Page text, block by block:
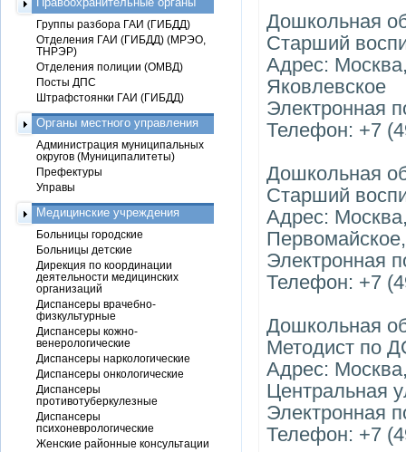
Дошкольная
Старший
Адрес:
Яковлевское
Электронная
Телефон: +7
Дошкольная
Старший
Адрес:
Электронная
Телефон: +7
Дошкольная
Методист по
Адрес:
Центральная
Электронная
Телефон: +7
Группы разбора ГАИ (ГИБДД)
Отделения ГАИ (ГИБДД) (МРЭО,
ТНРЭР)
Отделения полиции (ОМВД)
Посты ДПС
Штрафстоянки ГАИ (ГИБДД)
Органы местного управления
Администрация муниципальных
округов (Муниципалитеты)
Префектуры
Управы
Медицинские учреждения
Больницы городские
Больницы детские
Дирекция по координации
деятельности медицинских
организаций
Диспансеры врачебно-
физкультурные
Диспансеры кожно-
венерологические
Диспансеры наркологические
Диспансеры онкологические
Диспансеры
противотуберкулезные
Диспансеры
психоневрологические
Женские районные консультации